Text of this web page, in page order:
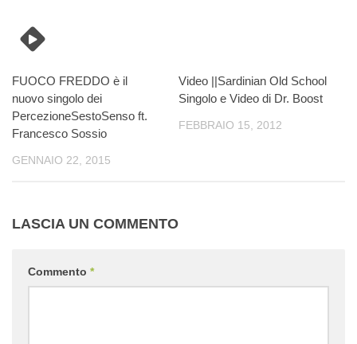
FUOCO FREDDO è il
nuovo singolo dei
PercezioneSestoSenso ft.
Francesco Sossio
GENNAIO 22, 2015
Video ||Sardinian Old School
Singolo e Video di Dr. Boost
FEBBRAIO 15, 2012
LASCIA UN COMMENTO
Commento *